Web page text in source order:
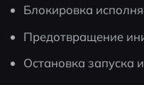
Блокировка
Предотвращение
Остановка запуска